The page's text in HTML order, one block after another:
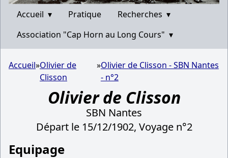
Accueil ▾ Pratique Recherches ▾
Association "Cap Horn au Long Cours" ▾
Accueil»Olivier de
Clisson
»Olivier de Clisson - SBN Nantes
- n°2
Olivier de Clisson
SBN Nantes
Départ le 15/12/1902, Voyage n°2
Equipage